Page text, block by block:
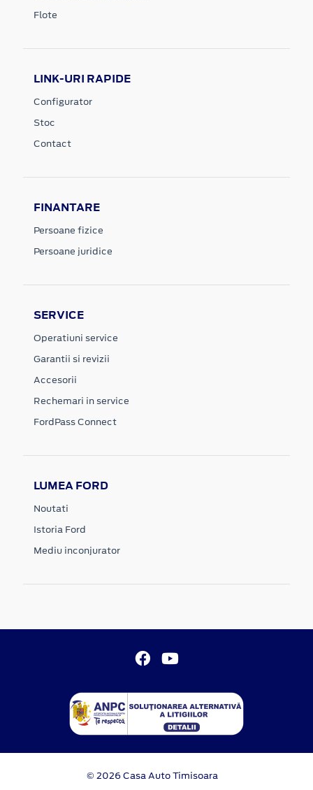
Flote
LINK-URI RAPIDE
Configurator
Stoc
Contact
FINANTARE
Persoane fizice
Persoane juridice
SERVICE
Operatiuni service
Garantii si revizii
Accesorii
Rechemari in service
FordPass Connect
LUMEA FORD
Noutati
Istoria Ford
Mediu inconjurator
© 2026 Casa Auto Timisoara